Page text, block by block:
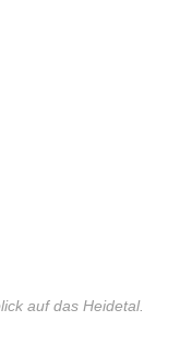
auf das Heidetal.